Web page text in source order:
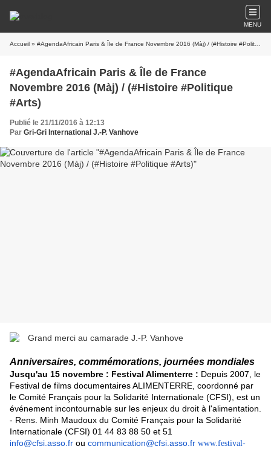
MENU
Accueil » #AgendaAfricain Paris & Île de France Novembre 2016 (Màj) / (#Histoire #Politique #Arts)
#AgendaAfricain Paris & Île de France
Novembre 2016 (Màj) / (#Histoire #Politique
#Arts)
Publié le 21/11/2016 à 12:13
Par Gri-Gri International J.-P. Vanhove
Anniversaires, commémorations, journées mondiales
Jusqu'au 15 novembre : Festival Alimenterre : Depuis 2007, le
Festival de films documentaires ALIMENTERRE, coordonné par
le Comité Français pour la Solidarité Internationale (CFSI), est un
événement incontournable sur les enjeux du droit à l'alimentation.
- Rens. Minh Maudoux du Comité Français pour la Solidarité
Internationale (CFSI) 01 44 83 88 50 et 51
info@cfsi.asso.fr ou communication@cfsi.asso.fr www.festival-